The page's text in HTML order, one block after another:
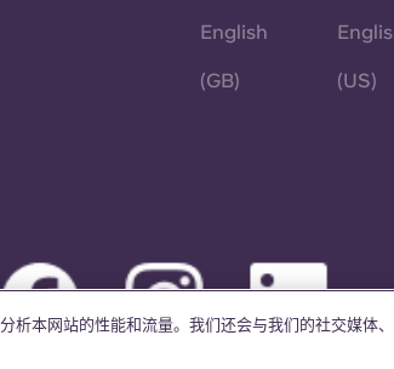
English
(GB) (US)
析本网站的性能和流量。我们还会与我们的社交媒体